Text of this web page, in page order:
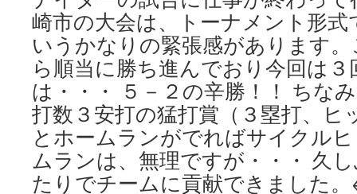
崎市の大会は、トーナメント形
いうかなりの緊張感があります
ら順当に勝ち進んでおり今回は
は・・・ ５－２の辛勝！！ ちな
打数３安打の猛打賞（３塁打、
とホームランがでればサイクル
ムランは、無理ですが・・・ 久
たりでチームに貢献できました